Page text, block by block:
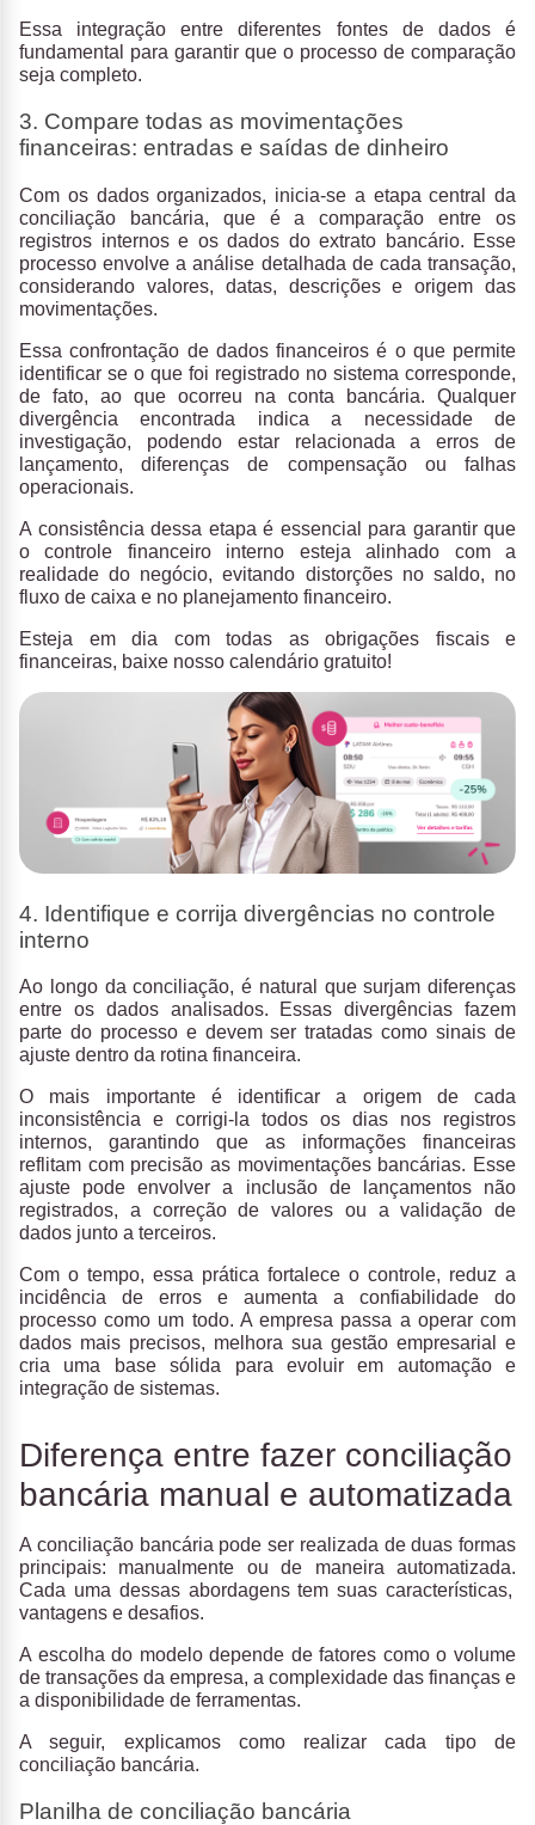
Essa integração entre diferentes fontes de dados é
fundamental para garantir que o processo de comparação
seja completo.
3. Compare todas as movimentações
financeiras: entradas e saídas de dinheiro
Com os dados organizados, inicia-se a etapa central da
conciliação bancária, que é acomparação entre os
registros internos e os dados do extrato bancário. Esse
processo envolve a análise detalhada de cada transação,
considerando valores, datas, descrições e origem das
movimentações.
Essa confrontação de dados financeiros é o que permite
identificar se o que foi registrado no sistema corresponde,
de fato, ao que ocorreu na conta bancária. Qualquer
divergência encontrada indica a necessidade de
investigação, podendo estar relacionada a erros de
lançamento, diferenças de compensação ou falhas
operacionais.
A consistência dessa etapa é essencial para garantir que
ocontrole financeiro interno esteja alinhado com a
realidade do negócio, evitando distorções no saldo, no
fluxo de caixa e no planejamento financeiro.
Esteja em dia com todas as obrigações fiscais e
financeiras, baixe nosso calendário gratuito!
4. Identifique e corrija divergências no controle
interno
Ao longo da conciliação, é natural que surjam diferenças
entre os dados analisados. Essas divergências fazem
parte do processo e devem ser tratadas como sinais de
ajuste dentro da rotina financeira.
O mais importante é identificar a origem de cada
inconsistência e corrigi-la todos os dias nos registros
internos, garantindo que as informações financeiras
reflitam com precisão as movimentações bancárias. Esse
ajuste pode envolver a inclusão de lançamentos não
registrados, a correção de valores ou a validação de
dados junto a terceiros.
Com o tempo, essa prática fortalece o controle, reduz a
incidência de erros e aumenta a confiabilidade do
processo como um todo. A empresa passa a operar com
dados mais precisos, melhora sua gestão empresarial e
cria uma base sólida para evoluir em automação e
integração de sistemas.
Diferença entre fazer conciliação
bancária manual e automatizada
A conciliação bancária pode ser realizada de duas formas
principais: manualmente ou de maneira automatizada.
Cada uma dessas abordagens tem suas características,
vantagens e desafios.
A escolha do modelo depende de fatores como o volume
de transações da empresa, a complexidade das finanças e
a disponibilidade de ferramentas.
A seguir, explicamos como realizar cada tipo de
conciliação bancária.
Planilha de conciliação bancária